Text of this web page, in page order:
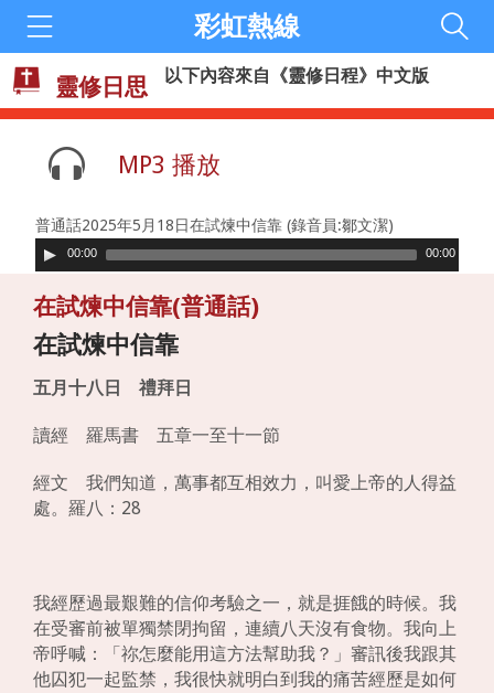
彩虹熱線
靈修日思 以下內容來自《靈修日程》中文版
MP3 播放
普通話2025年5月18日在試煉中信靠 (錄音員:鄒文潔)
00:00 00:00
在試煉中信靠(普通話)
在試煉中信靠
五月十八日 禮拜日
讀經 羅馬書 五章一至十一節
經文 我們知道，萬事都互相效力，叫愛上帝的人得益
處。羅八：28
我經歷過最艱難的信仰考驗之一，就是捱餓的時候。我
在受審前被單獨禁閉拘留，連續八天沒有食物。我向上
帝呼喊：「祢怎麼能用這方法幫助我？」審訊後我跟其
他囚犯一起監禁，我很快就明白到我的痛苦經歷是如何